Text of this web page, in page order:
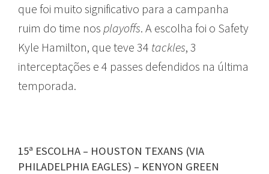
que foi muito significativo para a campanha
ruim do time nos playoffs. A escolha foi o Safety
Kyle Hamilton, que teve 34 tackles, 3
interceptações e 4 passes defendidos na última
temporada.
15ª ESCOLHA – HOUSTON TEXANS (VIA
PHILADELPHIA EAGLES) – KENYON GREEN